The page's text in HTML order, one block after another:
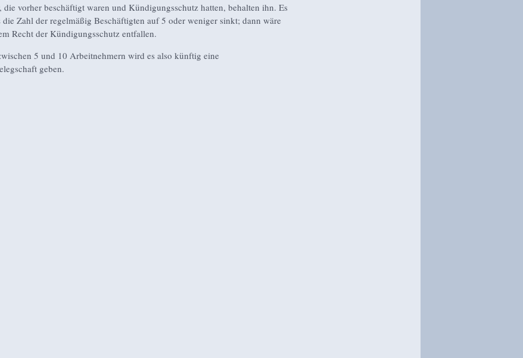
die vorher beschäftigt waren und Kündigungsschutz hatten, behalten ihn. Es
die Zahl der regelmäßig Beschäftigten auf 5 oder weniger sinkt; dann wäre
Recht der Kündigungsschutz entfallen.
5 und 10 Arbeitnehmern wird es also künftig eine
geben.